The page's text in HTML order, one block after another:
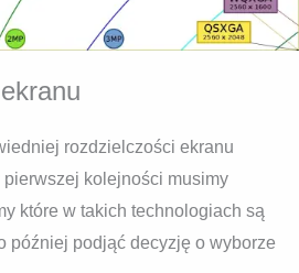
rozdzielczości ekranu
kolejności musimy
które w takich technologiach są
później podjąć decyzję o wyborze